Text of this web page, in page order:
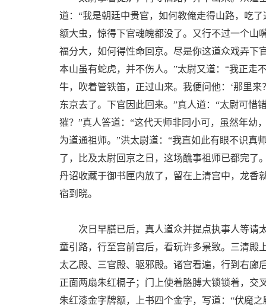
道：“我是朝廷中贵官，如何教俺走得山路，吃
额大虫，惊得下官魂魄都没了。又行不过一个山
福分大，如何得性命回京。尽是你这道众戏弄下
本山虽有蛇虎，并不伤人。”太尉又道：“我正走
牛，吹着管铁笛，正过山来。我便问他：‘那里
东京去了。下官因此回来。”真人道：“太尉可惜
獕？”真人答道：“这代天师非同小可，虽然年幼
为道通祖师。”洪太尉道：“我直如此有眼不识真
了，比及太尉回京之日，这场醮事祖师已都完了
丹诏收藏于御书匣内放了，留在上清宫中，龙香
宿到晓。
次日早膳已后，真人道众并提点执事人等请
童引路，行至宫前宫后，看玩许多景致。三清殿
太乙殿、三官殿、驱邪殿。诸宫看遍，行到右廊
正面两扇朱红槅子；门上使着胳膊大锁锁着，交
朱红漆金字牌额，上书四个金字，写道：“伏魔